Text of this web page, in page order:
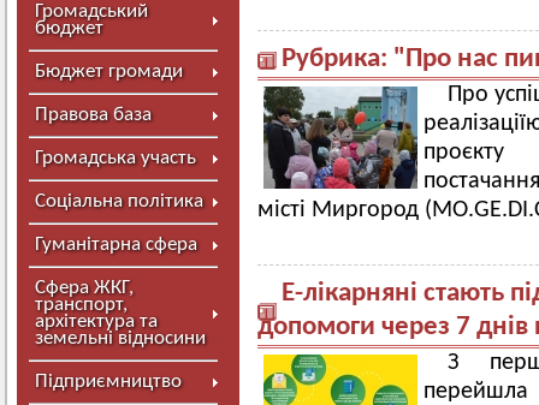
Громадський
бюджет
Бюджет громади
Правова база
Громадська участь
Соціальна політика
Гуманітарна сфера
Сфера ЖКГ,
транспорт,
архітектура та
земельні відносини
Підприємництво
Рубрика: "Про нас
Про
проєкту
місті Миргород
Е-лікарняні стають
допомоги через 7 днів
З